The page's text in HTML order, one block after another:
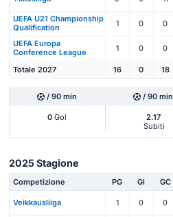
UEFA U21 Championship
Qualification
1 0 0
UEFA Europa
Conference League
1 0 0
Totale 2027 16 0 18
/ 90 min / 90 min
0 Gol
2.17
Subiti
2025 Stagione
Competizione PG Gl GC
Veikkausliiga 1 0 0